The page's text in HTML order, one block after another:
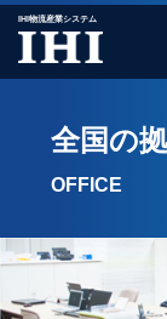
全国の
OFFICE
IHI物流産業システム